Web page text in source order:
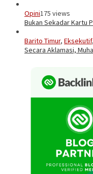
Opini175 views
Bukan Sekadar Kartu
Barito Timur, Eksekutif,
Secara Aklamasi,